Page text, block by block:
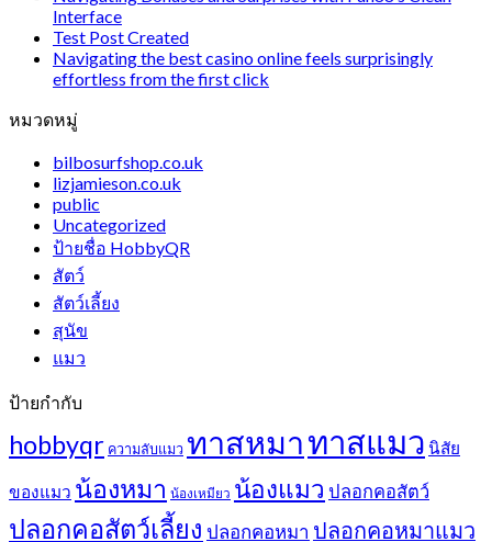
Interface
Test Post Created
Navigating the best casino online feels surprisingly
effortless from the first click
หมวดหมู่
bilbosurfshop.co.uk
lizjamieson.co.uk
public
Uncategorized
ป้ายชื่อ HobbyQR
สัตว์
สัตว์เลี้ยง
สุนัข
แมว
ป้ายกำกับ
hobbyqr ความลับแมว ทาสหมาทาสแมว นิสัย
ของแมว น้องหมา น้องเหมียว น้องแมว ปลอกคอสัตว์
ปลอกคอสัตว์เลี้ยง ปลอกคอหมา ปลอกคอหมาแมว